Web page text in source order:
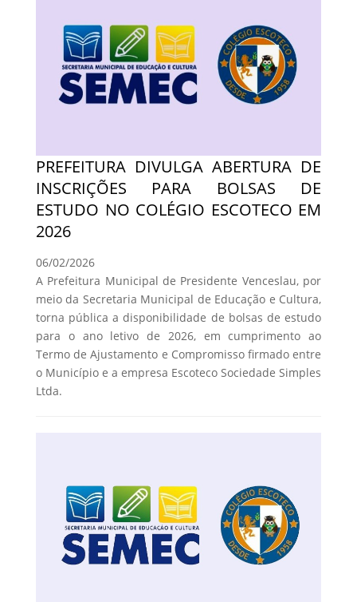
PREFEITURA DIVULGA ABERTURA DE
INSCRIÇÕES PARA BOLSAS DE
ESTUDO NO COLÉGIO ESCOTECO EM
2026
06/02/2026
A Prefeitura Municipal de Presidente Venceslau, por
meio da Secretaria Municipal de Educação e Cultura,
torna pública a disponibilidade de bolsas de estudo
para o ano letivo de 2026, em cumprimento ao
Termo de Ajustamento e Compromisso firmado entre
o Município e a empresa Escoteco Sociedade Simples
Ltda.